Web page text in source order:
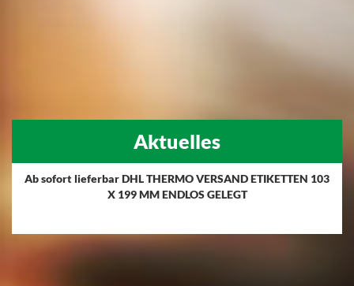
Aktuelles
Ab sofort lieferbar DHL THERMO VERSAND ETIKETTEN 103
X 199 MM ENDLOS GELEGT